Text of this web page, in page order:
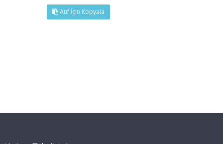
Atıf İçin Kopyala